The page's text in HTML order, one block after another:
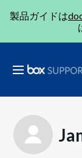
製品ガイドは